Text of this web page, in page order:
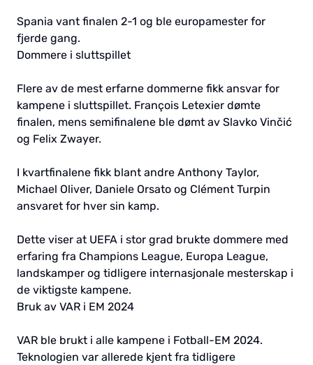
Spania vant finalen 2-1 og ble europamester for
fjerde gang.
Dommere i sluttspillet
Flere av de mest erfarne dommerne fikk ansvar for
kampene i sluttspillet. François Letexier dømte
finalen, mens semifinalene ble dømt av Slavko Vinčić
og Felix Zwayer.
I kvartfinalene fikk blant andre Anthony Taylor,
Michael Oliver, Daniele Orsato og Clément Turpin
ansvaret for hver sin kamp.
Dette viser at UEFA i stor grad brukte dommere med
erfaring fra Champions League, Europa League,
landskamper og tidligere internasjonale mesterskap i
de viktigste kampene.
Bruk av VAR i EM 2024
VAR ble brukt i alle kampene i Fotball-EM 2024.
Teknologien var allerede kjent fra tidligere